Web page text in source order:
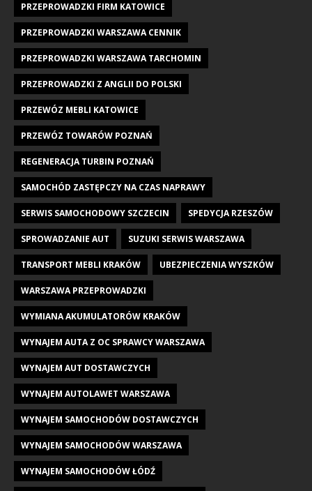
PRZEPROWADZKI FIRM KATOWICE
PRZEPROWADZKI WARSZAWA CENNIK
PRZEPROWADZKI WARSZAWA TARCHOMIN
PRZEPROWADZKI Z ANGLII DO POLSKI
PRZEWÓZ MEBLI KATOWICE
PRZEWÓZ TOWARÓW POZNAŃ
REGENERACJA TURBIN POZNAŃ
SAMOCHÓD ZASTĘPCZY NA CZAS NAPRAWY
SERWIS SAMOCHODOWY SZCZECIN SPEDYCJA RZESZÓW
SPROWADZANIE AUT SUZUKI SERWIS WARSZAWA
TRANSPORT MEBLI KRAKÓW UBEZPIECZENIA WYSZKÓW
WARSZAWA PRZEPROWADZKI
WYMIANA AKUMULATORÓW KRAKÓW
WYNAJEM AUTA Z OC SPRAWCY WARSZAWA
WYNAJEM AUT DOSTAWCZYCH
WYNAJEM AUTOLAWET WARSZAWA
WYNAJEM SAMOCHODÓW DOSTAWCZYCH
WYNAJEM SAMOCHODÓW WARSZAWA
WYNAJEM SAMOCHODÓW ŁÓDŹ